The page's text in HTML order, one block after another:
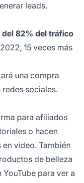
leads.
del 82% del tráfico
15 veces más
una compra
redes sociales.
para afiliados
o hacen
en video. También
de belleza
para ver a